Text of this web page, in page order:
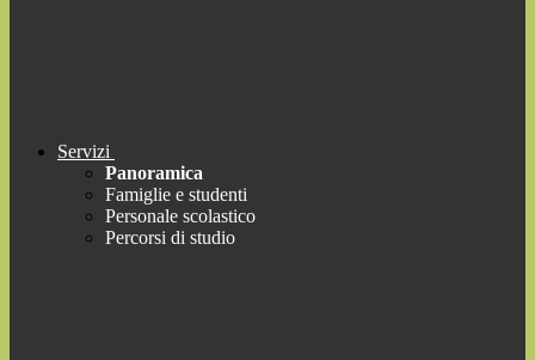
Servizi
Panoramica
Famiglie e studenti
Personale scolastico
Percorsi di studio